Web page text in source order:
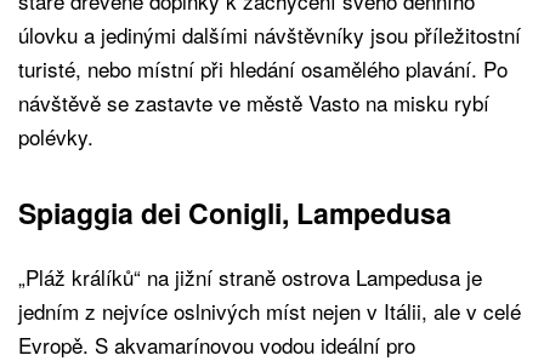
úlovku a jedinými dalšími návštěvníky jsou příležitostní
turisté, nebo místní při hledání osamělého plavání. Po
návštěvě se zastavte ve městě Vasto na misku rybí
polévky.
Spiaggia dei Conigli, Lampedusa
„Pláž králíků“ na jižní straně ostrova Lampedusa je
jedním z nejvíce oslnivých míst nejen v Itálii, ale v celé
Evropě. S akvamarínovou vodou ideální pro